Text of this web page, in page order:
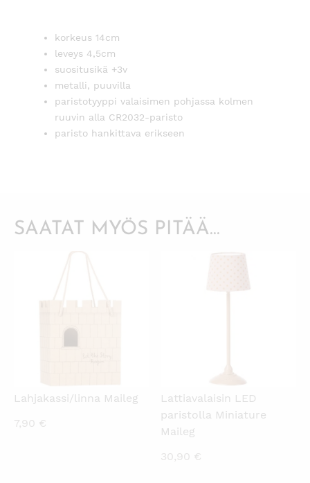
korkeus 14cm
leveys 4,5cm
suositusikä +3v
metalli, puuvilla
paristotyyppi valaisimen pohjassa kolmen
ruuvin alla CR2032-paristo
paristo hankittava erikseen
SAATAT MYÖS PITÄÄ...
Lahjakassi/linna Maileg
7,90 €
Lattiavalaisin LED
paristolla Miniature
Maileg
30,90 €